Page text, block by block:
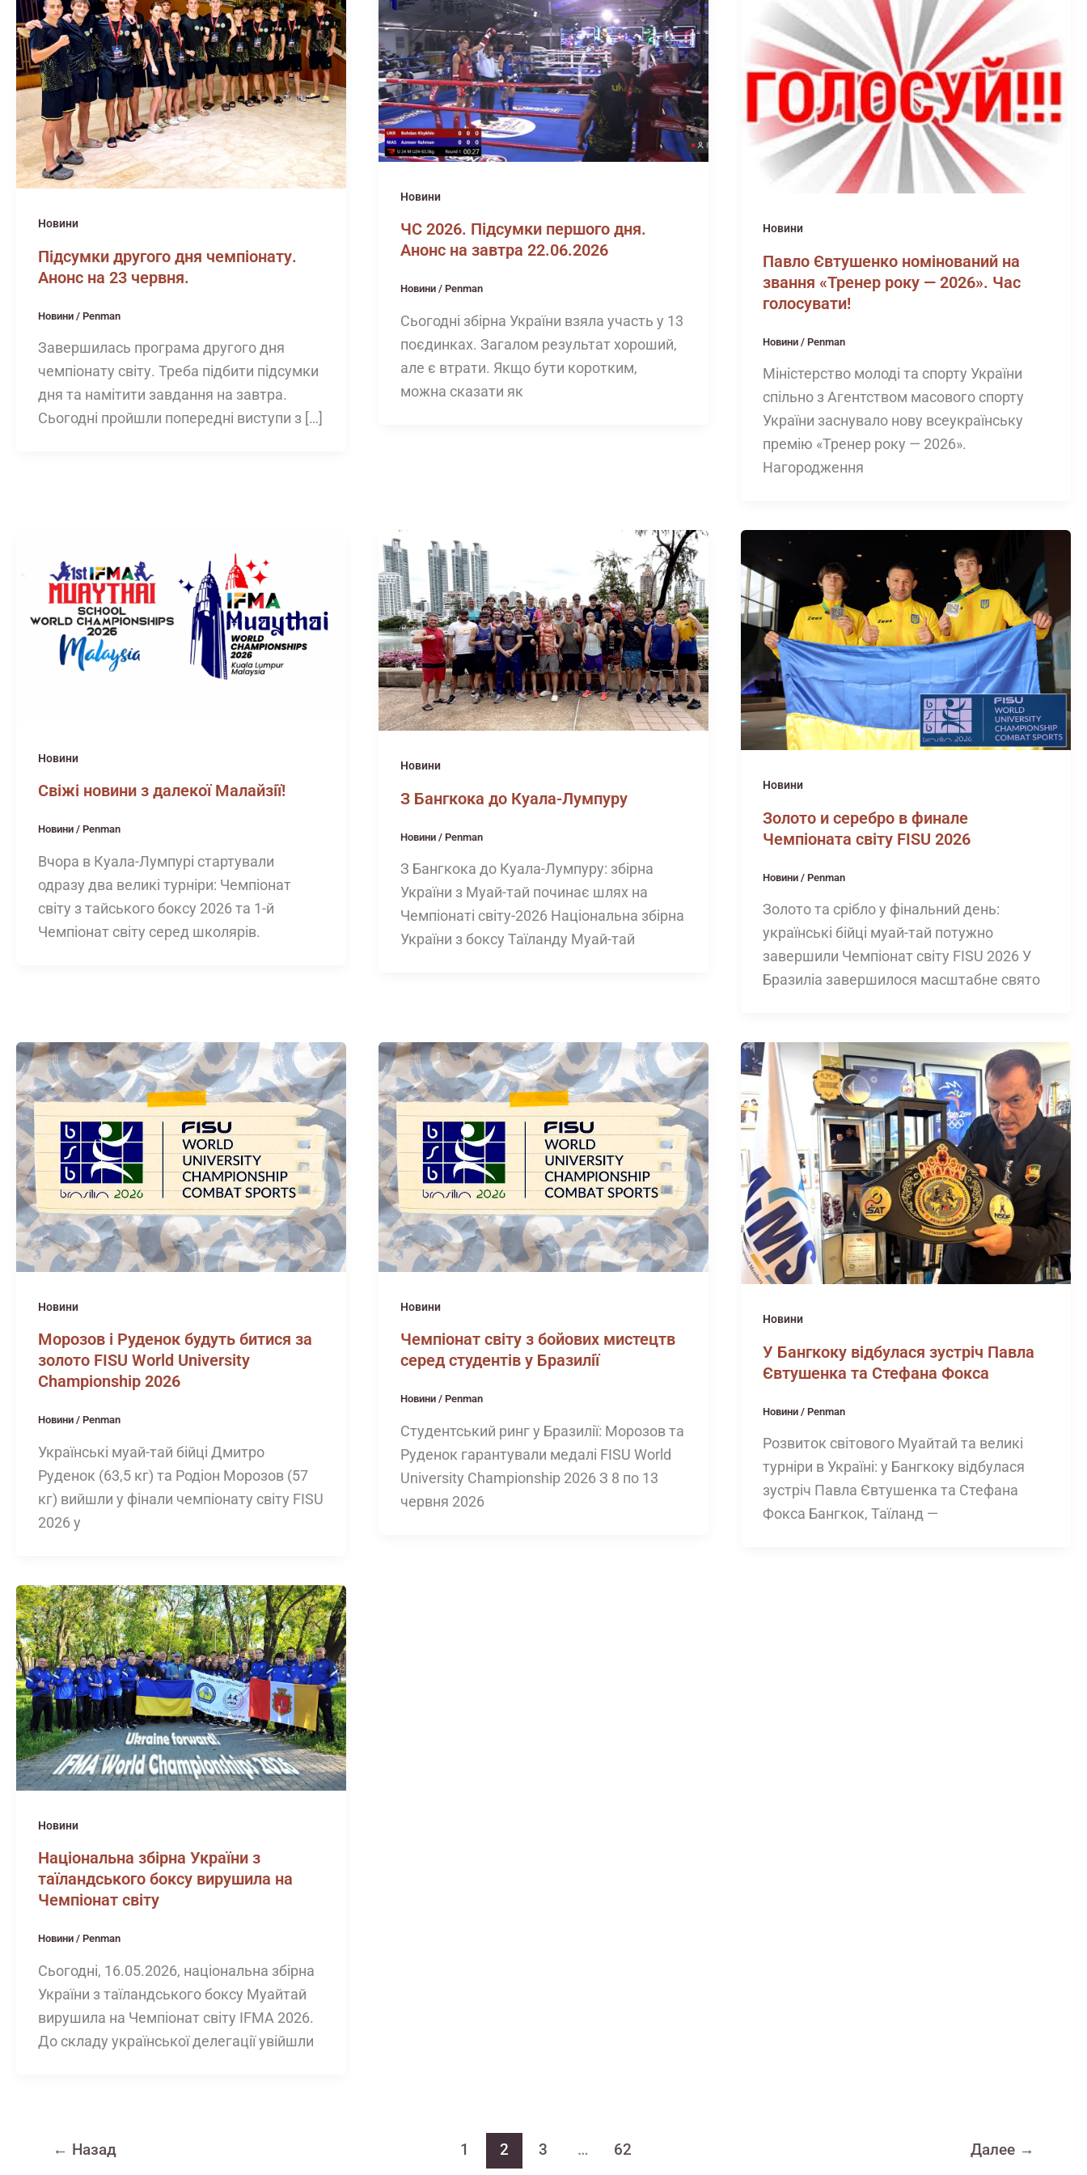
Новини
Підсумки другого дня чемпіонату.
Анонс на 23 червня.
Новини / Penman
Завершилась програма другого дня
чемпіонату світу. Треба підбити підсумки
дня та намітити завдання на завтра.
Сьогодні пройшли попередні виступи з […]
Новини
ЧС 2026. Підсумки першого дня.
Анонс на завтра 22.06.2026
Новини/ Penman
Сьогодні збірна України взяла участь у 13
поєдинках. Загалом результат хороший,
але є втрати. Якщо бути коротким,
можна сказати як
Новини
Павло Євтушенко номінований на
звання «Тренер року — 2026». Час
голосувати!
Новини/ Penman
Міністерство молоді та спорту України
спільно з Агентством масового спорту
України заснувало нову всеукраїнську
премію «Тренер року — 2026».
Нагородження
Новини
Свіжі новини з далекої Малайзії!
Новини / Penman
Вчора в Куала-Лумпурі стартували
одразу два великі турніри: Чемпіонат
світу з тайського боксу 2026 та 1-й
Чемпіонат світу серед школярів.
Новини
З Бангкока до Куала-Лумпуру
Новини/ Penman
З Бангкока до Куала-Лумпуру: збірна
України з Муай-тай починає шлях на
Чемпіонаті світу-2026 Національна збірна
України з боксу Таїланду Муай-тай
Новини
Золото и серебро в финале
Чемпіоната світу FISU 2026
Новини/ Penman
Золото та срібло у фінальний день:
українські бійці муай-тай потужно
завершили Чемпіонат світу FISU 2026 У
Бразиліа завершилося масштабне свято
Новини
Морозов і Руденок будуть битися за
золото FISU World University
Championship 2026
Новини / Penman
Українські муай-тай бійці Дмитро
Руденок (63,5 кг) та Родіон Морозов (57
кг) вийшли у фінали чемпіонату світу FISU
2026 у
Новини
Чемпіонат світу з бойових мистецтв
серед студентів у Бразилії
Новини/ Penman
Студентський ринг у Бразилії: Морозов та
Руденок гарантували медалі FISU World
University Championship 2026 З 8 по 13
червня 2026
Новини
У Бангкоку відбулася зустріч Павла
Євтушенка та Стефана Фокса
Новини/ Penman
Розвиток світового Муайтай та великі
турніри в Україні: у Бангкоку відбулася
зустріч Павла Євтушенка та Стефана
Фокса Бангкок, Таїланд —
Новини
Національна збірна України з
таїландського боксу вирушила на
Чемпіонат світу
Новини / Penman
Сьогодні, 16.05.2026, національна збірна
України з таїландського боксу Муайтай
вирушила на Чемпіонат світу IFMA 2026.
До складу української делегації увійшли
← Назад 1 2 3 … 62 Далее →